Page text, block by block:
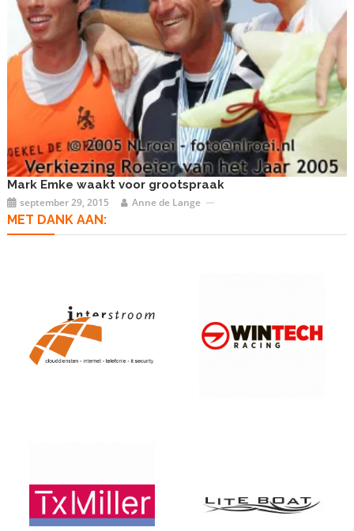
Mark Emke waakt voor grootspraak
september 29, 2015 Anne de Lange
MET DANK AAN: